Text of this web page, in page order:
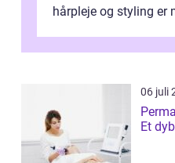
hårpleje og styling er
innova...
06 juli
Et